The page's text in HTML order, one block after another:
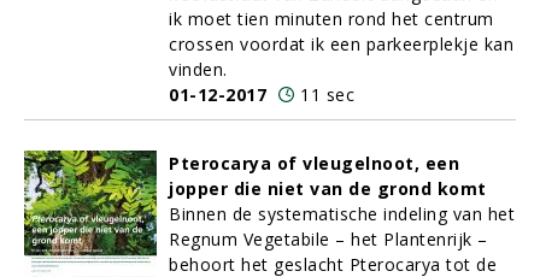
ik moet tien minuten rond het centrum
crossen voordat ik een parkeerplekje kan
vinden.
01-12-2017
11 sec
Pterocarya of vleugelnoot, een
jopper die niet van de grond komt
Binnen de systematische indeling van het
Regnum Vegetabile – het Plantenrijk –
behoort het geslacht Pterocarya tot de